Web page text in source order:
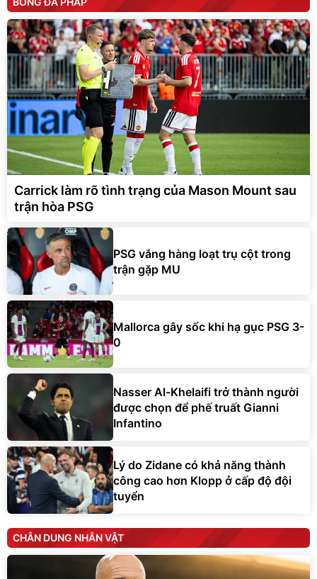
Carrick làm rõ tình trạng của Mason Mount sau
trận hòa PSG
PSG vắng hàng loạt trụ cột trong
trận gặp MU
Mallorca gây sốc khi hạ gục PSG 3-
0
Nasser Al-Khelaifi trở thành người
được chọn để phế truất Gianni
Infantino
Lý do Zidane có khả năng thành
công cao hơn Klopp ở cấp độ đội
tuyển
CHÂN DUNG NHÂN VẬT